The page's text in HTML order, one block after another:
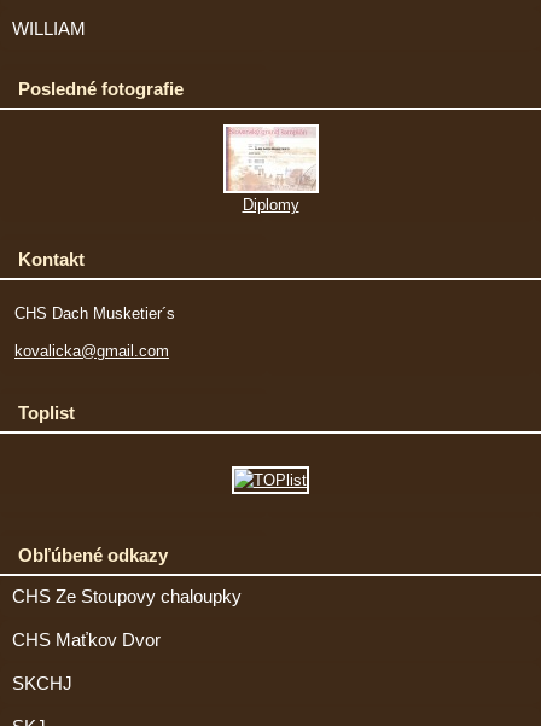
WILLIAM
Posledné fotografie
Diplomy
Kontakt
CHS Dach Musketier´s
kovalicka@gmail.com
Toplist
Obľúbené odkazy
CHS Ze Stoupovy chaloupky
CHS Maťkov Dvor
SKCHJ